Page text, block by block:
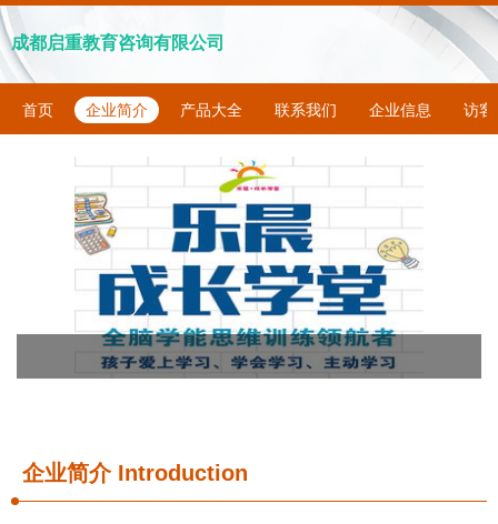
成都启重教育咨询有限公司
首页 企业简介 产品大全 联系我们 企业信息 访客
企业简介 Introduction